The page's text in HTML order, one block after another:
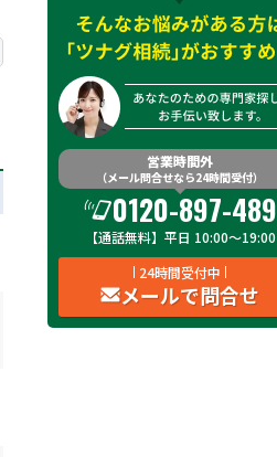
費用 オンライン面談
費用を見る
対応不可
費用を見る
19時以降電話可能
電話相談可能
LINE予約可能
出張面談可能
営業時間外
（メール問合せなら24時間受付）
0120-897-489
【通話無料】平日 10:00～19:00
24時間受付中
メールで問合せ